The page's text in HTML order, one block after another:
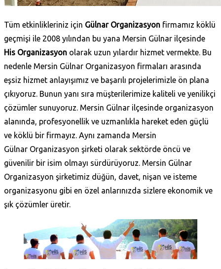
Tüm etkinlikleriniz için Gülnar Organizasyon firmamız köklü
geçmişi ile 2008 yılından bu yana Mersin Gülnar ilçesinde
His Organizasyon olarak uzun yılardır hizmet vermekte. Bu
nedenle Mersin Gülnar Organizasyon firmaları arasında
eşsiz hizmet anlayışımız ve başarılı projelerimizle ön plana
çıkıyoruz. Bunun yanı sıra müşterilerimize kaliteli ve yenilikçi
çözümler sunuyoruz. Mersin Gülnar ilçesinde organizasyon
alanında, profesyonellik ve uzmanlıkla hareket eden güçlü
ve köklü bir firmayız. Aynı zamanda Mersin
Gülnar Organizasyon şirketi olarak sektörde öncü ve
güvenilir bir isim olmayı sürdürüyoruz. Mersin Gülnar
Organizasyon şirketimiz düğün, davet, nişan ve isteme
organizasyonu gibi en özel anlarınızda sizlere ekonomik ve
şık çözümler üretir.